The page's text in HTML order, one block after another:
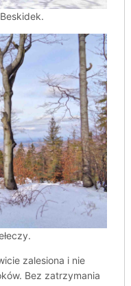
zalesiona i nie
Bez zatrzymania